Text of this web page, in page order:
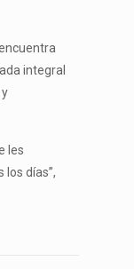
integral
les
días”,